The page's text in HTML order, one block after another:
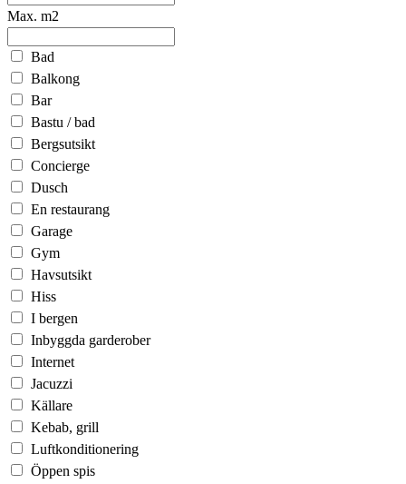
Max. m2
Bad
Balkong
Bar
Bastu / bad
Bergsutsikt
Concierge
Dusch
En restaurang
Garage
Gym
Havsutsikt
Hiss
I bergen
Inbyggda garderober
Internet
Jacuzzi
Källare
Kebab, grill
Luftkonditionering
Öppen spis